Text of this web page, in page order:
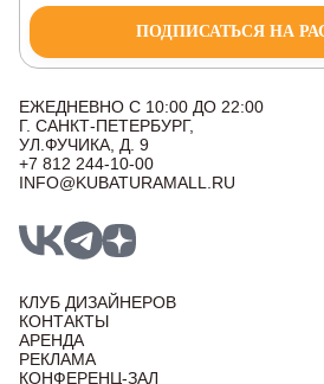
ПОДПИСАТЬСЯ НА
ЕЖЕДНЕВНО С 10:00 ДО 22:00
Г. САНКТ-ПЕТЕРБУРГ,
УЛ.ФУЧИКА, Д. 9
+7 812 244-10-00
INFO@KUBATURAMALL.RU
КЛУБ ДИЗАЙНЕРОВ
КОНТАКТЫ
АРЕНДА
РЕКЛАМА
КОНФЕРЕНЦ-ЗАЛ